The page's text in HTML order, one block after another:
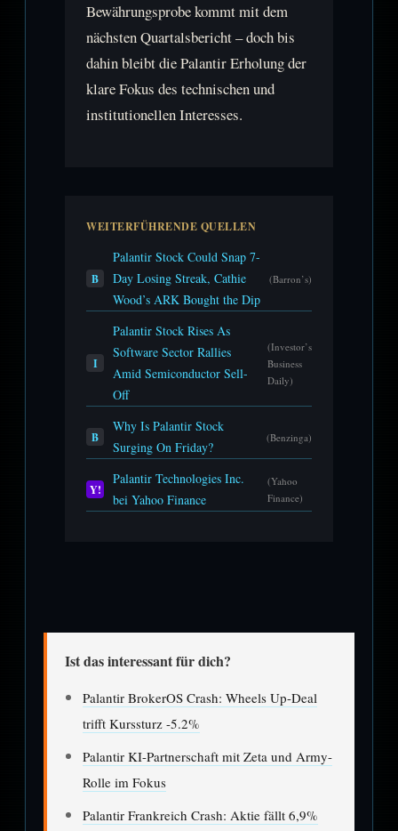
Bewährungsprobe kommt mit dem
nächsten Quartalsbericht – doch bis
dahin bleibt die Palantir Erholung der
klare Fokus des technischen und
institutionellen Interesses.
WEITERFÜHRENDE QUELLEN
B
Palantir Stock Could Snap 7-
Day Losing Streak, Cathie
Wood’s ARK Bought the Dip
(Barron’s)
I
Palantir Stock Rises As
Software Sector Rallies
Amid Semiconductor Sell-
Off
(Investor’s
Business
Daily)
B
Why Is Palantir Stock
Surging On Friday?
(Benzinga)
Y!
Palantir Technologies Inc.
bei Yahoo Finance
(Yahoo
Finance)
Ist das interessant für dich?
Palantir BrokerOS Crash: Wheels Up-Deal
trifft Kurssturz -5.2%
Palantir KI-Partnerschaft mit Zeta und Army-
Rolle im Fokus
Palantir Frankreich Crash: Aktie fällt 6,9%